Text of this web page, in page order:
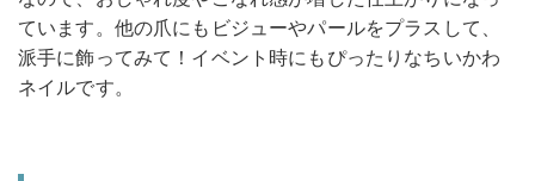
ています。他の爪にもビジューやパールをプラスして、
派手に飾ってみて！イベント時にもぴったりなちいかわ
ネイルです。